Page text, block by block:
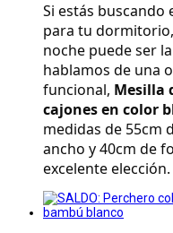
Si estás
para tu
noche puede ser
hablamos de una
funcional, Mesilla
cajones en color
medidas de 55cm
ancho y 40cm de
excelente elección.